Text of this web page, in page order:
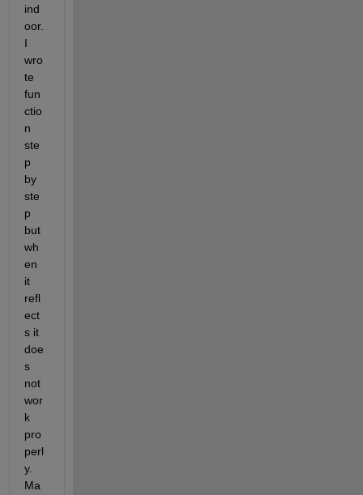
ind
oor.
I
wro
te
fun
ctio
n
ste
p
by
ste
p
but
wh
en
it
refl
ect
s it
doe
s
not
wor
k
pro
perl
y.
Ma